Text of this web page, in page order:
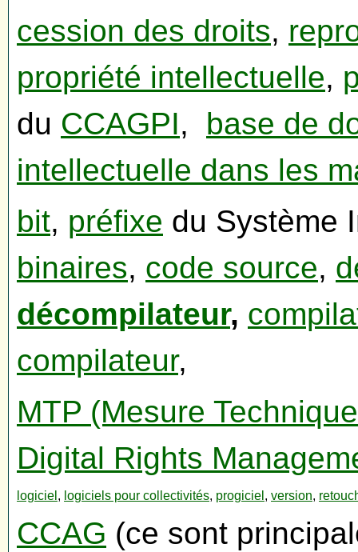
cession des droits,
propriété intellectuelle,
du CCAGPI, base de
intellectuelle dans les
bit, préfixe du Système
binaires, code source,
décompilateur,
compilateur,
MTP (Mesure
Digital Rights
logiciel , logiciels pour collectivités, progiciel , version,
CCAG (ce sont